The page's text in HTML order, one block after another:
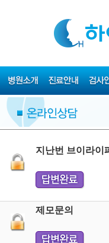
지난번 브이라이
제모문의